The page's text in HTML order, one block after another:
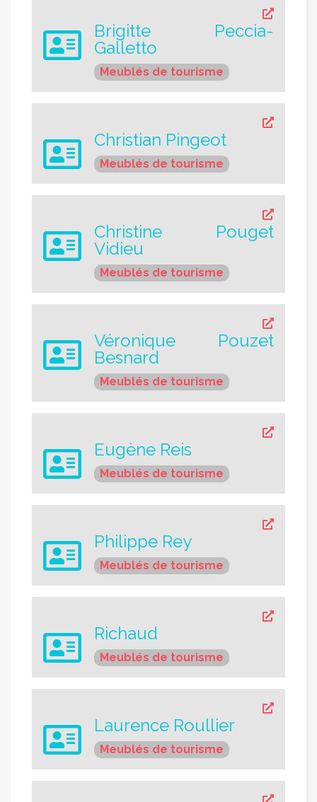
Brigitte Peccia-
Galletto
Meublés de tourisme
Christian Pingeot
Meublés de tourisme
Christine Pouget
Vidieu
Meublés de tourisme
Véronique Pouzet
Besnard
Meublés de tourisme
Eugène Reis
Meublés de tourisme
Philippe Rey
Meublés de tourisme
Richaud
Meublés de tourisme
Laurence Roullier
Meublés de tourisme